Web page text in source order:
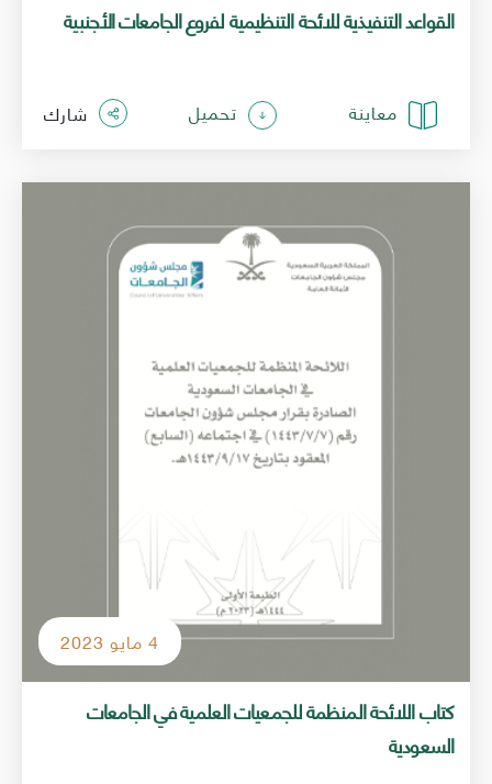
القواعد التنفيذية للائحة التنظيمية لفروع الجامعات الأجنبية
معاينة تحميل شارك
كتاب اللائحة المنظمة للجمعيات العلمية في الجامعات
السعودية
4 مايو 2023